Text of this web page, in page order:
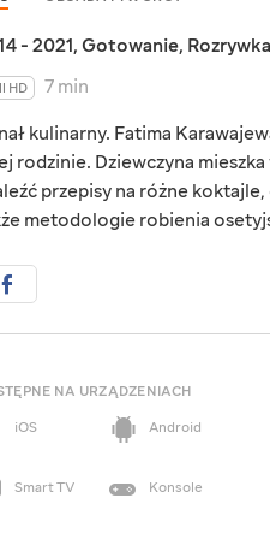
- 2021, Gotowanie, Rozrywka
HD
7 min
kulinarny. Fatima
rodzinie. Dziewczyna
przepisy na różne koktajle,
metodologie robienia
NA URZĄDZENIACH
iOS
Android
Smart TV Konsole